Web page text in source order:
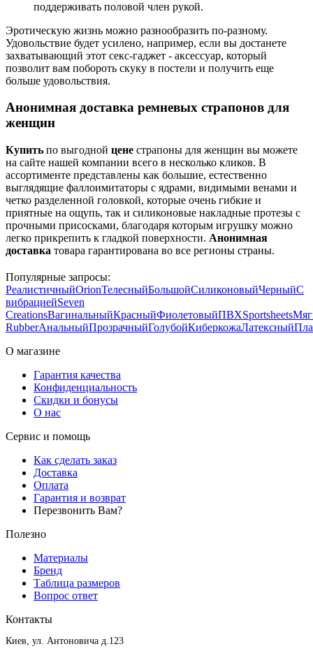
поддерживать половой член рукой.
Эротическую жизнь можно разнообразить по-разному.
Удовольствие будет усилено, например, если вы достанете
захватывающий этот секс-гаджет - аксессуар, который
позволит вам побороть скуку в постели и получить еще
больше удовольствия.
Анонимная доставка ремневых страпонов для
женщин
Купить по выгодной цене страпоны для женщин вы можете
на сайте нашей компании всего в несколько кликов. В
ассортименте представлены как большие, естественно
выглядящие фаллоимитаторы с ядрами, видимыми венами и
четко разделенной головкой, которые очень гибкие и
приятные на ощупь, так и силиконовые накладные протезы с
прочными присосками, благодаря которым игрушку можно
легко прикрепить к гладкой поверхности. Анонимная
доставка товара гарантирована во все регионы страны.
Популярные запросы:
РеалистичныйOrionТелесныйБольшойСиликоновыйЧерныйС
вибрациейSeven
CreationsВагинальныйКрасныйФиолетовыйПВХSportsheets
RubberАнальныйПрозрачныйГолубойКиберкожаЛатексный
О магазине
Гарантия качества
Конфиденциальность
Скидки и бонусы
О нас
Сервис и помощь
Как сделать заказ
Доставка
Оплата
Гарантия и возврат
Перезвонить Вам?
Полезно
Материалы
Бренд
Таблица размеров
Вопрос ответ
Контакты
Киев, ул. Антоновича д.123